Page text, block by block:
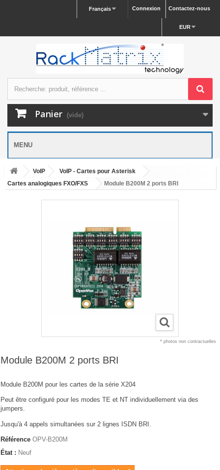
Contactez-nous
Connexion
Français
EUR
Panier (vide)
MENU
VoIP
VoIP - Cartes pour Asterisk
Cartes analogiques FXO/FXS
Module B200M 2 ports BRI
* photos non contractuelles
Module B200M 2 ports BRI
Module B200M pour les cartes de la série X204
Peut être configuré pour les modes TE et NT individuellement via des
jumpers.
Jusqu'à 4 appels simultanées sur 2 lignes ISDN BRI.
Référence OPV-B200M
État : Neuf